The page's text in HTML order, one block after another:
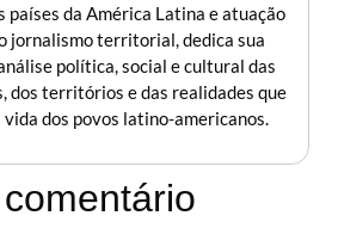
países da América Latina e atuação
jornalismo territorial, dedica sua
política, social e cultural das
dos territórios e das realidades que
vida dos povos latino-americanos.